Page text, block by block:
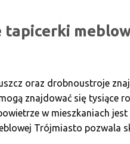
oraz drobnoustroje
znajdować się tysiące
w mieszkaniach
Trójmiasto pozwala